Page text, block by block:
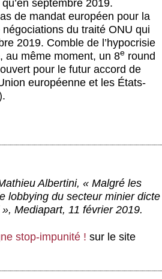
septembre 2019.
de mandat européen pour la
du traité ONU qui
2019. Comble de l’hypocrisie
au même moment, un 8e round
pour le futur accord de
européenne et les États-
Albertini, « Malgré les
lobbying du secteur minier dicte
Mediapart, 11 février 2019.
stop-impunité ! sur le site